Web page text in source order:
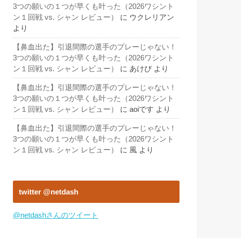
3つの願いの１つが早くも叶った（2026ワシント
ン１回戦 vs. シャン レビュー）
に ウクレリアン
より
【鼻血出た】引退間際の選手のプレーじゃない！
3つの願いの１つが早くも叶った（2026ワシント
ン１回戦 vs. シャン レビュー）
に あけび より
【鼻血出た】引退間際の選手のプレーじゃない！
3つの願いの１つが早くも叶った（2026ワシント
ン１回戦 vs. シャン レビュー）
に aoiです より
【鼻血出た】引退間際の選手のプレーじゃない！
3つの願いの１つが早くも叶った（2026ワシント
ン１回戦 vs. シャン レビュー）
に 風 より
twitter @netdash
@netdashさんのツイート